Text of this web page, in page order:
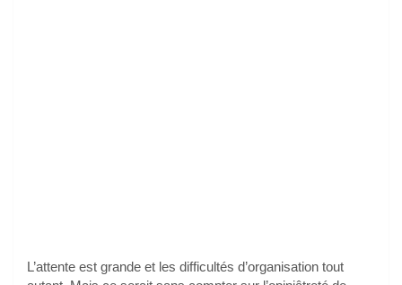
L’attente est grande et les difficultés d’organisation tout